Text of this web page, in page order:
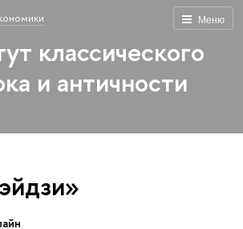
Меню
классического
и античности